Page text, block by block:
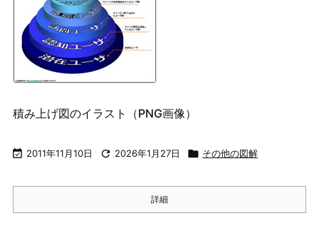
積み上げ図のイラスト（PNG画像）
 2011年11月10日  2026年1月27日  その他の図解
詳細